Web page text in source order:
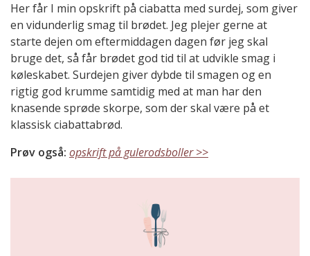
Her får I min opskrift på ciabatta med surdej, som giver
en vidunderlig smag til brødet. Jeg plejer gerne at
starte dejen om eftermiddagen dagen før jeg skal
bruge det, så får brødet god tid til at udvikle smag i
køleskabet. Surdejen giver dybde til smagen og en
rigtig god krumme samtidig med at man har den
knasende sprøde skorpe, som der skal være på et
klassisk ciabattabrød.
Prøv også: opskrift på gulerodsboller >>